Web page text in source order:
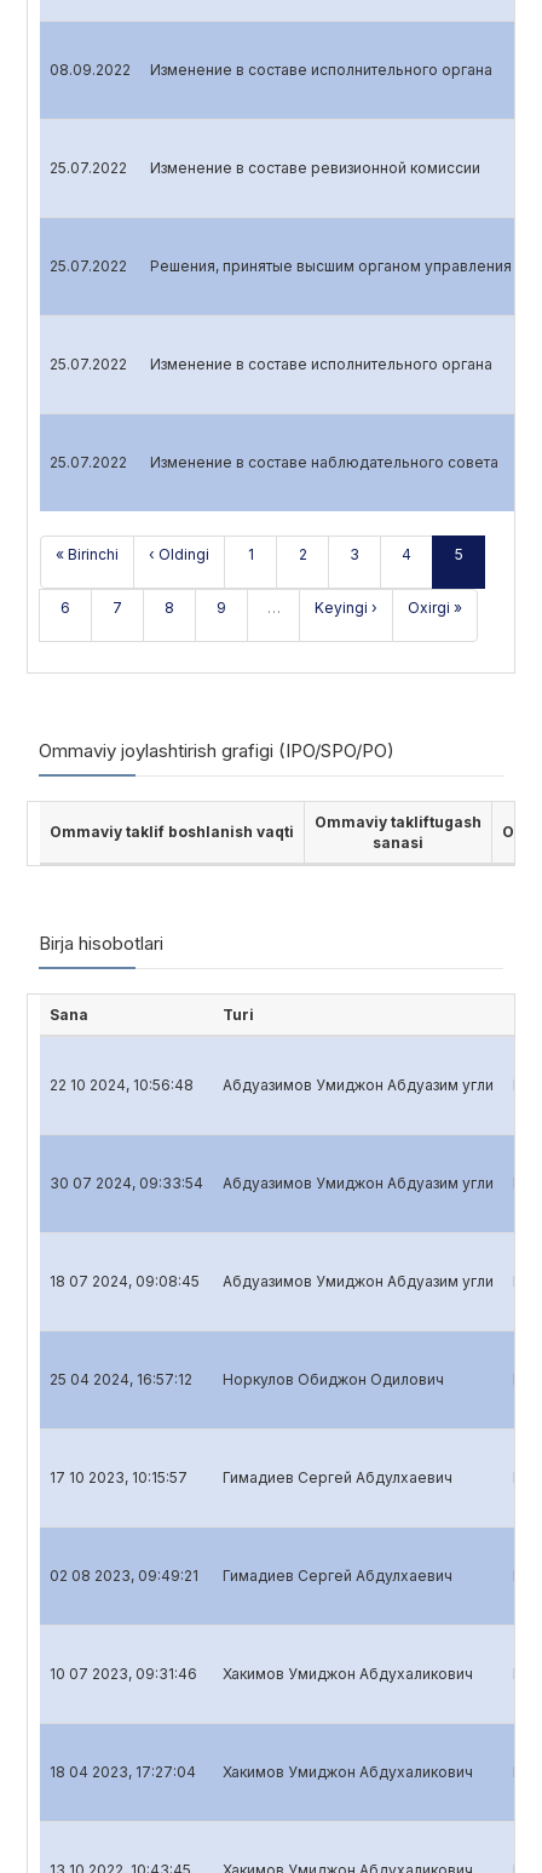
08.09.2022 Изменение в составе исполнительного органа
25.07.2022 Изменение в составе ревизионной комиссии
25.07.2022 Решения, принятые высшим органом управления
25.07.2022 Изменение в составе исполнительного органа
25.07.2022 Изменение в составе наблюдательного совета
« Birinchi ‹ Oldingi 1 2 3 4 5
6 7 8 9 … Keyingi › Oxirgi »
Ommaviy joylashtirish grafigi (IPO/SPO/PO)
Ommaviy taklif boshlanish vaqti
Ommaviy takliftugash
sanasi
Birja hisobotlari
Sana Turi
22 10 2024, 10:56:48 Абдуазимов Умиджон Абдуазим угли
30 07 2024, 09:33:54 Абдуазимов Умиджон Абдуазим угли
18 07 2024, 09:08:45 Абдуазимов Умиджон Абдуазим угли
25 04 2024, 16:57:12 Норкулов Обиджон Одилович
17 10 2023, 10:15:57 Гимадиев Сергей Абдулхаевич
02 08 2023, 09:49:21 Гимадиев Сергей Абдулхаевич
10 07 2023, 09:31:46 Хакимов Умиджон Абдухаликович
18 04 2023, 17:27:04 Хакимов Умиджон Абдухаликович